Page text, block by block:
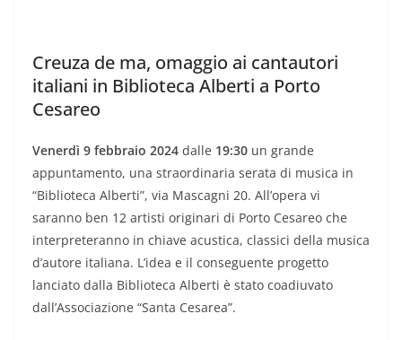
Creuza de ma, omaggio ai cantautori
italiani in Biblioteca Alberti a Porto
Cesareo
Venerdì 9 febbraio 2024 dalle 19:30 un grande
appuntamento, una straordinaria serata di musica in
“Biblioteca Alberti”, via Mascagni 20. All’opera vi
saranno ben 12 artisti originari di Porto Cesareo che
interpreteranno in chiave acustica, classici della musica
d’autore italiana. L’idea e il conseguente progetto
lanciato dalla Biblioteca Alberti è stato coadiuvato
dall’Associazione “Santa Cesarea”.